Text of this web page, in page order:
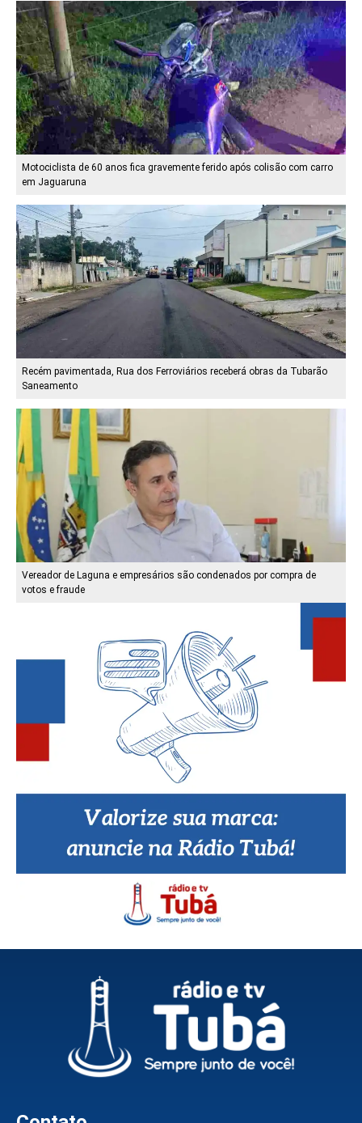
Motociclista de 60 anos fica gravemente ferido após colisão com carro
em Jaguaruna
Recém pavimentada, Rua dos Ferroviários receberá obras da Tubarão
Saneamento
Vereador de Laguna e empresários são condenados por compra de
votos e fraude